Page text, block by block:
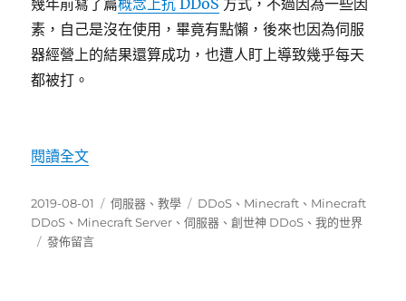
幾年前寫了篇概念上抗 DDoS 方式，不過因為一些因
素，自己是沒在使用，畢竟有點懶，後來也因為伺服
器經營上的結果還算成功，也遭人盯上導致幾乎每天
都被打。
閱讀全文〈Minecraft 伺服器抗 DDoS 實務挑戰〉
發
佈
日
2019-08-01
分
類
伺服器 、教學
標
籤
DDoS 、 Minecraft 、 Minecraft
DDoS 、 Minecraft Server 、伺服器 、創世神 DDoS 、我的世界
在
發佈留言